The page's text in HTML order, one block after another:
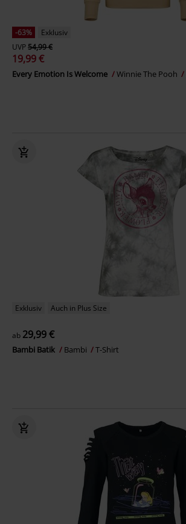
-63%
Exklusiv
UVP54,99 €
19,99 €
Every Emotion Is Welcome Winnie The Pooh
Exklusiv Auch in Plus Size
ab 29,99 €
Bambi Batik Bambi T-Shirt